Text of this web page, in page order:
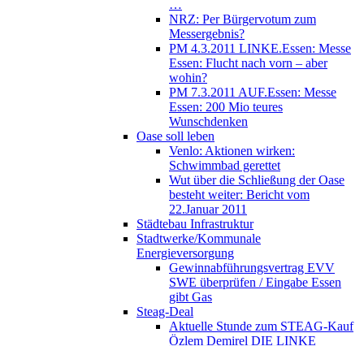
…
NRZ: Per Bürgervotum zum
Messergebnis?
PM 4.3.2011 LINKE.Essen: Messe
Essen: Flucht nach vorn – aber
wohin?
PM 7.3.2011 AUF.Essen: Messe
Essen: 200 Mio teures
Wunschdenken
Oase soll leben
Venlo: Aktionen wirken:
Schwimmbad gerettet
Wut über die Schließung der Oase
besteht weiter: Bericht vom
22.Januar 2011
Städtebau Infrastruktur
Stadtwerke/Kommunale
Energieversorgung
Gewinnabführungsvertrag EVV
SWE überprüfen / Eingabe Essen
gibt Gas
Steag-Deal
Aktuelle Stunde zum STEAG-Kauf
Özlem Demirel DIE LINKE